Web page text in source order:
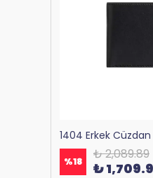
1404 Erkek Cüzdan
%18 ₺ 2,089.89
₺